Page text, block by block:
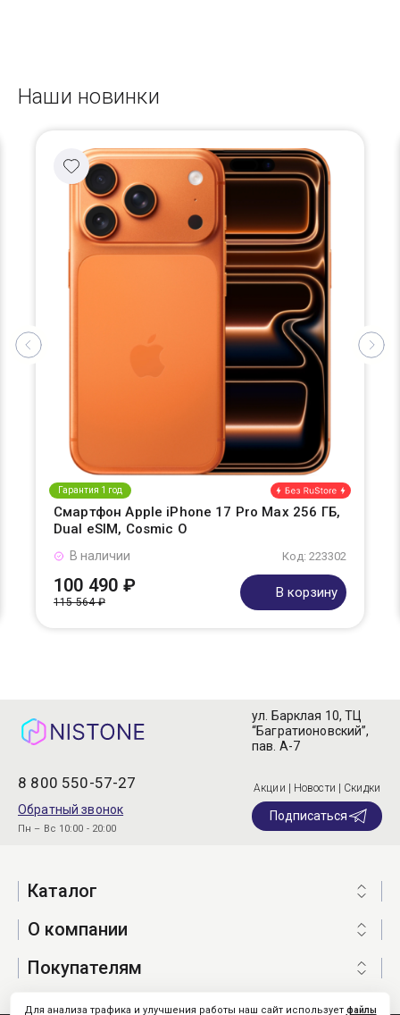
Наши новинки
Гарантия 1 год
Смартфон Apple iPhone 17 Pro Max 256 ГБ,
Dual eSIM, Cosmic O
Код: 223302
В наличии
100 490 ₽
115 564 ₽
В корзину
8 800 550-57-27
Обратный звонок
Пн – Вс 10:00 - 20:00
ул. Барклая 10, ТЦ
“Багратионовский”,
пав. А-7
Акции | Новости | Скидки
Подписаться
Каталог
О компании
Покупателям
Для анализа трафика и улучшения работы наш сайт использует файлы